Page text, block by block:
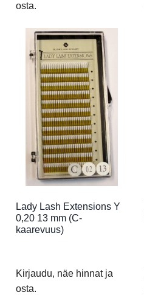
osta.
Lady Lash Extensions Y
0,20 13 mm (C-
kaarevuus)
Kirjaudu, näe hinnat ja
osta.